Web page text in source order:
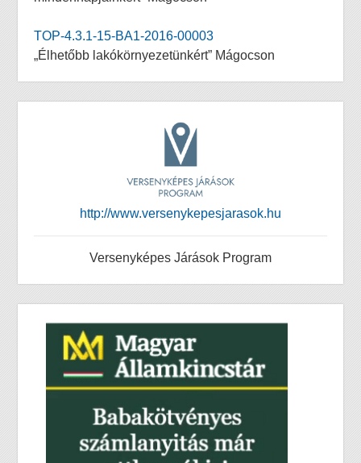
TOP-4.3.1-15-BA1-2016-00003
„Élhetőbb lakókörnyezetünkért” Mágocson
http://www.versenykepesjarasok.hu
Versenyképes Járások Program